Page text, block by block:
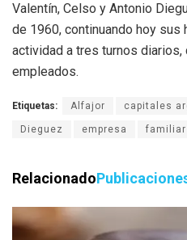
Valentín, Celso y Antonio
de 1960, continuando hoy sus
actividad a tres turnos diarios,
empleados.
Etiquetas: Alfajor capitales
Dieguez empresa familiar
Relacionado